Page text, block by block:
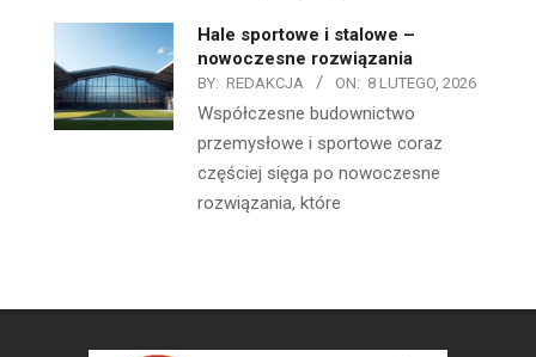
Hale sportowe i stalowe –
nowoczesne rozwiązania
BY: REDAKCJA ON: 8 LUTEGO, 2026
Współczesne budownictwo
przemysłowe i sportowe coraz
częściej sięga po nowoczesne
rozwiązania, które